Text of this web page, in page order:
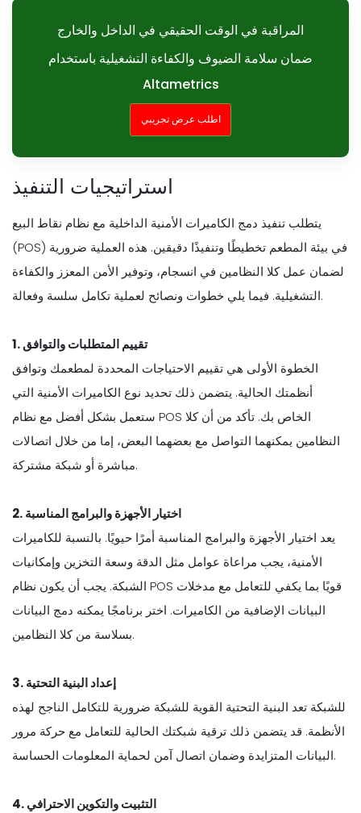
المراقبة في الوقت الحقيقي في الداخل والخارج
ضمان سلامة الضيوف والكفاءة التشغيلية باستخدام
Altametrics
اطلب عرض تجريبي
استراتيجيات التنفيذ
يتطلب تنفيذ دمج الكاميرات الأمنية الداخلية مع نظام نقاط البيع
(POS) في بيئة المطعم تخطيطًا وتنفيذًا دقيقين. هذه العملية ضرورية
لضمان عمل كلا النظامين في انسجام، وتوفير الأمن المعزز والكفاءة
التشغيلية. فيما يلي خطوات ونصائح لعملية تكامل سلسة وفعالة.
1. تقييم المتطلبات والتوافق
الخطوة الأولى هي تقييم الاحتياجات المحددة لمطعمك وتوافق
أنظمتك الحالية. يتضمن ذلك تحديد نوع الكاميرات الأمنية التي
ستعمل بشكل أفضل مع نظام POS الخاص بك. تأكد من أن كلا
النظامين يمكنهما التواصل مع بعضهما البعض، إما من خلال اتصالات
مباشرة أو شبكة مشتركة.
2. اختيار الأجهزة والبرامج المناسبة
يعد اختيار الأجهزة والبرامج المناسبة أمرًا حيويًا. بالنسبة للكاميرات
الأمنية، يجب مراعاة عوامل مثل الدقة وسعة التخزين وإمكانيات
الشبكة. يجب أن يكون نظام POS قويًا بما يكفي للتعامل مع مدخلات
البيانات الإضافية من الكاميرات. اختر برنامجًا يمكنه دمج البيانات
بسلاسة من كلا النظامين.
3. إعداد البنية التحتية
للشبكة تعد البنية التحتية القوية للشبكة ضرورية للتكامل الناجح لهذه
الأنظمة. قد يتضمن ذلك ترقية شبكتك الحالية للتعامل مع حركة مرور
البيانات المتزايدة وضمان اتصال آمن لحماية المعلومات الحساسة.
4. التثبيت والتكوين الاحترافي